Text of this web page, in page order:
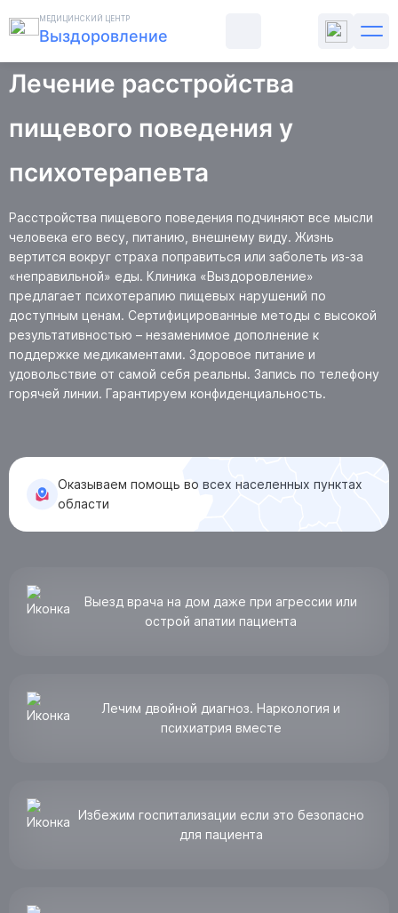
МЕДИЦИНСКИЙ ЦЕНТР
Выздоровление
ЛЕЧЕНИЕ АЛКОГОЛИЗМА
РЕАБИЛИТАЦИЯ
ЦЕНЫ
О КЛИНИКЕ
СТАТЬИ
Ростов-на-Дону, ул. Мадояна, д. 77
Лицензия № Л041-01181-16/00340737 от 19.02.2020
Главная Психиатрия
Лечение расстройства пищевого поведения
Лечение расстройства
пищевого поведения у
психотерапевта
Расстройства пищевого поведения подчиняют все мысли
человека его весу, питанию, внешнему виду. Жизнь
вертится вокруг страха поправиться или заболеть из-за
«неправильной» еды. Клиника «Выздоровление»
предлагает психотерапию пищевых нарушений по
доступным ценам. Сертифицированные методы с высокой
результативностью – незаменимое дополнение к
поддержке медикаментами. Здоровое питание и
удовольствие от самой себя реальны. Запись по телефону
горячей линии. Гарантируем конфиденциальность.
Оказываем помощь во всех населенных пунктах
области
Выезд врача на дом даже при агрессии или
острой апатии пациента
Лечим двойной диагноз. Наркология и
психиатрия вместе
Избежим госпитализации если это безопасно
для пациента